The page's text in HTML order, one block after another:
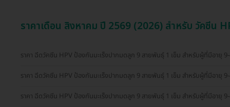
ราคาเดือน สิงหาคม ปี 2569 (2026) สำหรับ วัคซีน
ราคา ฉีดวัคซีน HPV ป้องกันมะเร็งปากมดลูก 9 สายพันธุ์ 1 เข็ม สำหรับผู้ที่มีอายุ
ราคา ฉีดวัคซีน HPV ป้องกันมะเร็งปากมดลูก 9 สายพันธุ์ 1 เข็ม สำหรับผู้ที่มีอายุ
ราคา ฉีดวัคซีน HPV ป้องกันมะเร็งปากมดลูก 9 สายพันธุ์ 1 เข็ม สำหรับผู้ที่มีอายุ